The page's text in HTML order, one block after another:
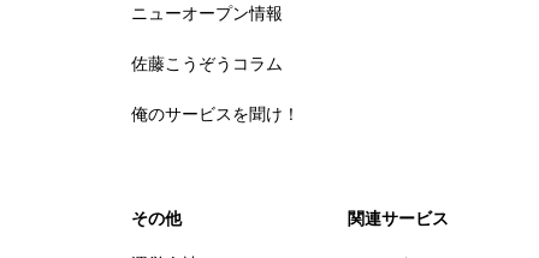
ニューオープン情報
佐藤こうぞうコラム
俺のサービスを聞け！
その他
関連サービス